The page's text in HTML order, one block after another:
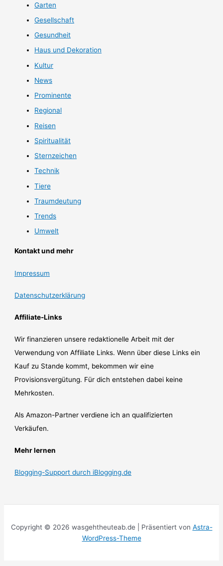
Garten
Gesellschaft
Gesundheit
Haus und Dekoration
Kultur
News
Prominente
Regional
Reisen
Spiritualität
Sternzeichen
Technik
Tiere
Traumdeutung
Trends
Umwelt
Kontakt und mehr
Impressum
Datenschutzerklärung
Affiliate-Links
Wir finanzieren unsere redaktionelle Arbeit mit der
Verwendung von Affiliate Links. Wenn über diese Links ein
Kauf zu Stande kommt, bekommen wir eine
Provisionsvergütung. Für dich entstehen dabei keine
Mehrkosten.
Als Amazon-Partner verdiene ich an qualifizierten
Verkäufen.
Mehr lernen
Blogging-Support durch iBlogging.de
Copyright © 2026 wasgehtheuteab.de | Präsentiert von Astra-
WordPress-Theme